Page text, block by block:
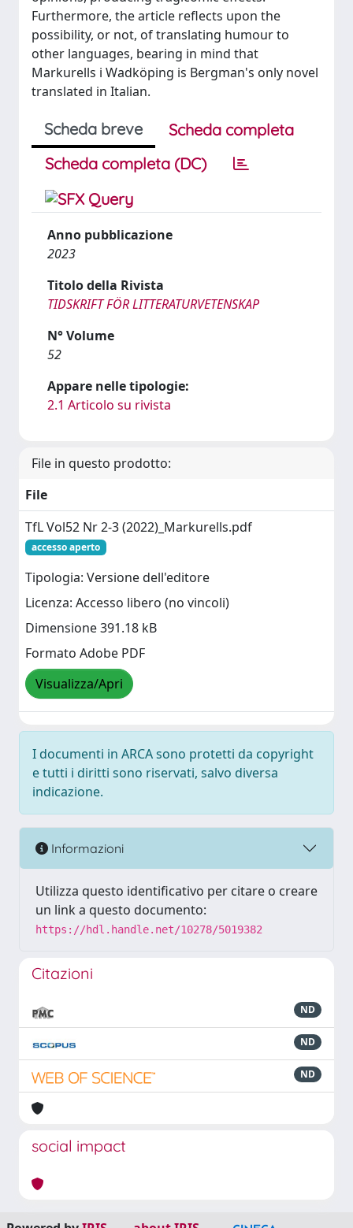
Furthermore, the article reflects upon the
possibility, or not, of translating humour to
other languages, bearing in mind that
Markurells i Wadköping is Bergman's only novel
translated in Italian.
Scheda breve
Scheda completa
Scheda completa (DC)
Anno pubblicazione
2023
Titolo della Rivista
TIDSKRIFT FÖR LITTERATURVETENSKAP
N° Volume
52
Appare nelle tipologie:
2.1 Articolo su rivista
File in questo prodotto:
File
TfL Vol52 Nr 2-3 (2022)_Markurells.pdf
accesso aperto
Tipologia: Versione dell'editore
Licenza: Accesso libero (no vincoli)
Dimensione 391.18 kB
Formato Adobe PDF
Visualizza/Apri
I documenti in ARCA sono protetti da copyright
e tutti i diritti sono riservati, salvo diversa
indicazione.
Informazioni
Utilizza questo identificativo per citare o creare
un link a questo documento:
https://hdl.handle.net/10278/5019382
Citazioni
ND
ND
ND
social impact